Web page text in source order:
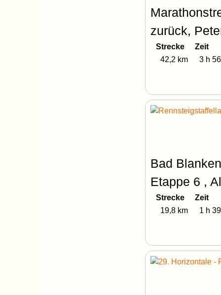
zurück,
Strecke
Zeit
42,2 km
3 h
Bad
Etappe 6 ,
Strecke
Zeit
19,8 km
1 h